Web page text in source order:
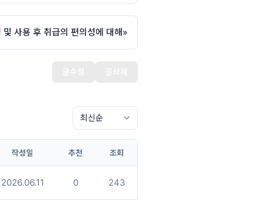
사용 후 취급의 편의성에 대해»
작성일 추천 조회
2026.06.11 0 243